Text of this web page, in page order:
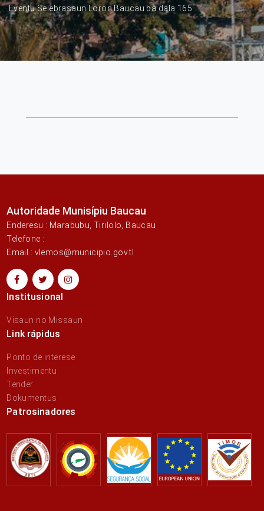
Eventu Selebrasaun Loron Baucau ba dala 165
Autoridade Munisípiu Baucau
Enderesu : Marabubu, Tirilolo, Baucau
Telefone :
Email : vlemos@municipio.gov.tl
Institusional
Visaun no Missaun
Link rápidus
Ponto de interese
Investimentu
Tender
Dokumentus
Patrosinadores